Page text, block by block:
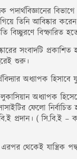
পদার্থবিজ্ঞানের
গিয়ে তিনি আবিষ্কার
বিচ্ছুরণে বিস্ফারিত
সংবাদটি
শুরু।
অধ্যাপক
লুকাসিয়ান অধ্যাপক
ফেলো
প্রদান। ( সি.বি.ই
থেকেই যান্ত্রিক